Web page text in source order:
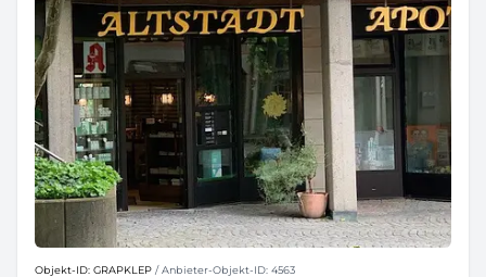
Objekt-ID: GRAPKLEP / Anbieter-Objekt-ID: 4563